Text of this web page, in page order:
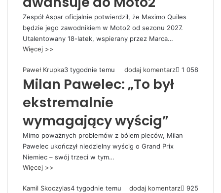
Zespół Aspar oficjalnie potwierdził, że Maximo Quiles
będzie jego zawodnikiem w Moto2 od sezonu 2027.
Utalentowany 18-latek, wspierany przez Marca…
Więcej >>
Paweł Krupka3 tygodnie temu dodaj komentarz 1 058
Milan Pawelec: „To był
ekstremalnie
wymagający wyścig”
Mimo poważnych problemów z bólem pleców, Milan
Pawelec ukończył niedzielny wyścig o Grand Prix
Niemiec – swój trzeci w tym…
Więcej >>
Kamil Skoczylas4 tygodnie temu dodaj komentarz 925